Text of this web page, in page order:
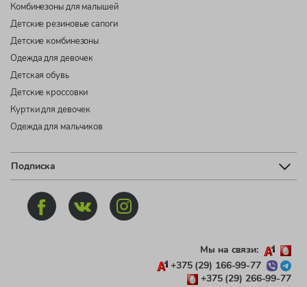
Комбинезоны для малышей
Детские резиновые сапоги
Детские комбинезоны
Одежда для девочек
Детская обувь
Детские кроссовки
Куртки для девочек
Одежда для мальчиков
Подписка
Мы на связи:
+375 (29) 166-99-77
+375 (29) 266-99-77